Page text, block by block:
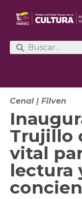
Cenal | Filven
Trujillo
vital
lectura